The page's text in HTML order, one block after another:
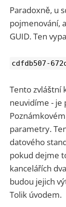
Paradoxně, u
pojmenování,
GUID. Ten
cdfdb507-
Tento zvláštní
neuvidíme - je
parametry.
datového
pokud dejme
kancelářích
budou jejich
Tolik úvodem.